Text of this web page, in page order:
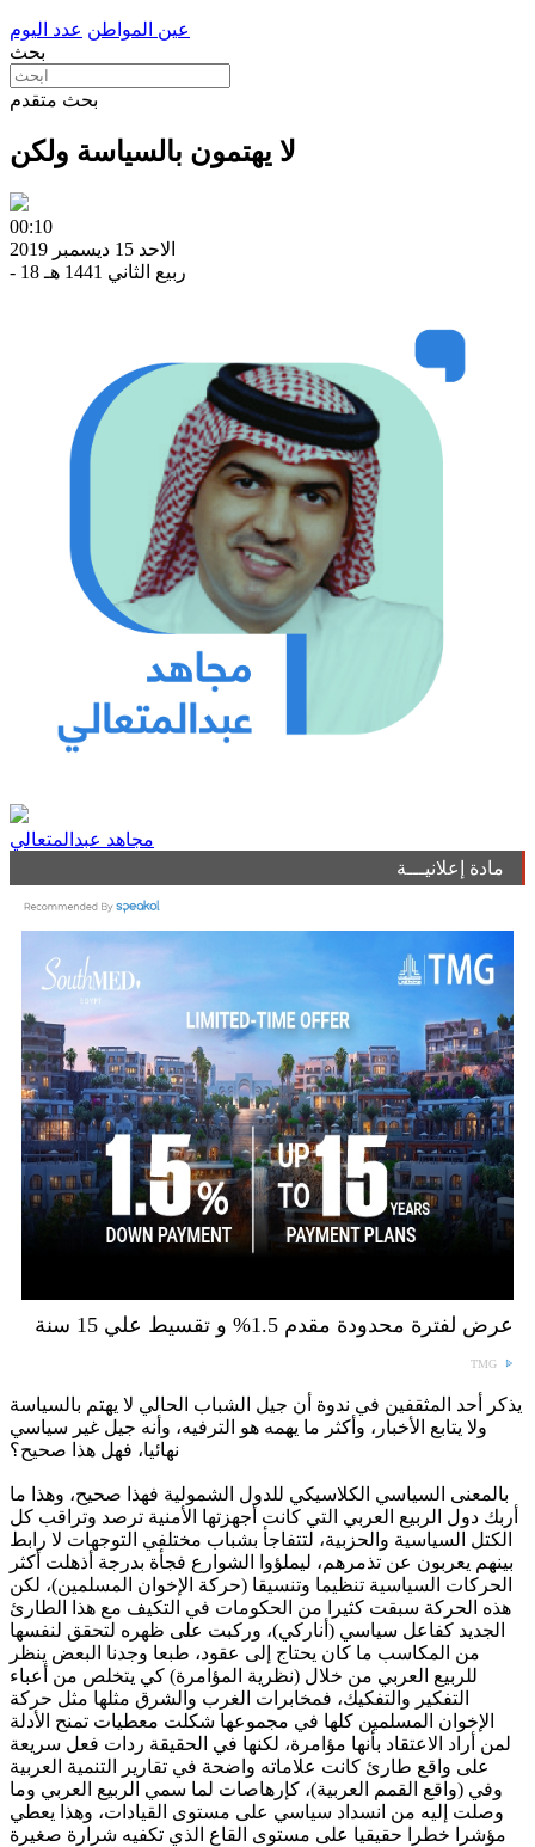
عين المواطن عدد اليوم
بحث
بحث متقدم
لا يهتمون بالسياسة ولكن
00:10
الاحد 15 ديسمبر 2019
- 18 ربيع الثاني 1441 هـ
مجاهد عبدالمتعالي
مادة إعلانيـــة
عرض لفترة محدودة مقدم 1.5% و تقسيط علي 15 سنة
TMG
يذكر أحد المثقفين في ندوة أن جيل الشباب الحالي لا يهتم بالسياسة
ولا يتابع الأخبار، وأكثر ما يهمه هو الترفيه، وأنه جيل غير سياسي
نهائيا، فهل هذا صحيح؟
بالمعنى السياسي الكلاسيكي للدول الشمولية فهذا صحيح، وهذا ما
أربك دول الربيع العربي التي كانت أجهزتها الأمنية ترصد وتراقب كل
الكتل السياسية والحزبية، لتتفاجأ بشباب مختلفي التوجهات لا رابط
بينهم يعربون عن تذمرهم، ليملؤوا الشوارع فجأة بدرجة أذهلت أكثر
الحركات السياسية تنظيما وتنسيقا (حركة الإخوان المسلمين)، لكن
هذه الحركة سبقت كثيرا من الحكومات في التكيف مع هذا الطارئ
الجديد كفاعل سياسي (أناركي)، وركبت على ظهره لتحقق لنفسها
من المكاسب ما كان يحتاج إلى عقود، طبعا وجدنا البعض ينظر
للربيع العربي من خلال (نظرية المؤامرة) كي يتخلص من أعباء
التفكير والتفكيك، فمخابرات الغرب والشرق مثلها مثل حركة
الإخوان المسلمين كلها في مجموعها شكلت معطيات تمنح الأدلة
لمن أراد الاعتقاد بأنها مؤامرة، لكنها في الحقيقة ردات فعل سريعة
على واقع طارئ كانت علاماته واضحة في تقارير التنمية العربية
وفي (واقع القمم العربية)، كإرهاصات لما سمي الربيع العربي وما
وصلت إليه من انسداد سياسي على مستوى القيادات، وهذا يعطي
مؤشرا خطرا حقيقيا على مستوى القاع الذي تكفيه شرارة صغيرة